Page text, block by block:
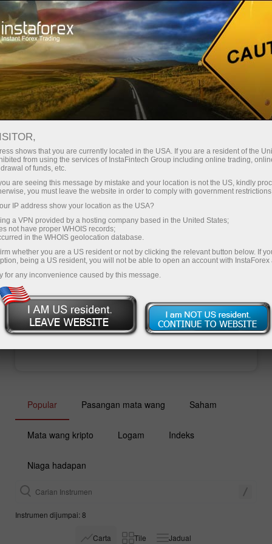
Untuk pedagang
Carta Forex dalam
talian
Jadual spesifikasi kontrak dengan syarat
terbaik untuk berdagang dalam pasaran
kewangan. Sertai InstaForex dan tingkatkan
keuntungan anda hari ini!
Buka akaun perdagangan
Buka akaun demo
Popular Pasangan mata wang Saham
Mata wang kripto Logam Indeks
Niaga hadapan
Instrumen dijumpai: 8
Carta Tile Jadual
shows that you are currently located in the USA. If you are a resident of the
from using the services of InstaFintech Group including online trading,
of funds, etc.
are seeing this message by mistake and your location is not the US, kindly
you must leave the website in order to comply with government
IP address show your location as the USA?
a VPN provided by a hosting company based in the United States;
not have proper WHOIS records;
in the WHOIS geolocation database.
whether you are a US resident or not by clicking the relevant button below. If
being a US resident, you will not be able to open an account with InstaForex
for any inconvenience caused by this message.